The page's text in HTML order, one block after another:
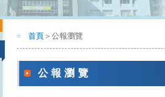
::: 首頁 ＞公報瀏覽
公報瀏覽